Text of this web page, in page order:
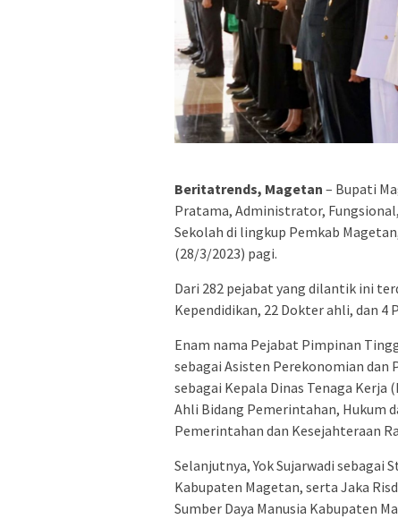
Beritatrends, Magetan – Bupati
Pratama, Administrator,
Sekolah di lingkup Pemkab
(28/3/2023) pagi.
Dari 282 pejabat yang dilantik ini
Kependidikan, 22 Dokter ahli, dan 4
Enam nama Pejabat Pimpinan
sebagai Asisten Perekonomian dan
sebagai Kepala Dinas Tenaga
Ahli Bidang Pemerintahan, Hukum
Pemerintahan dan Kesejahteraan
Selanjutnya, Yok Sujarwadi sebagai
Kabupaten Magetan, serta Jaka
Sumber Daya Manusia Kabupaten